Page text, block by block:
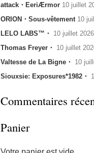
attack・EeriÆrmor 10 juillet
ORION・Sous-vêtement 10
LELO LABS™・ 10 juillet 2026
Thomas Freyer・ 10 juillet
Valtesse de La Bigne・ 10
Siouxsie: Exposures*1982・
Commentaires
Panier